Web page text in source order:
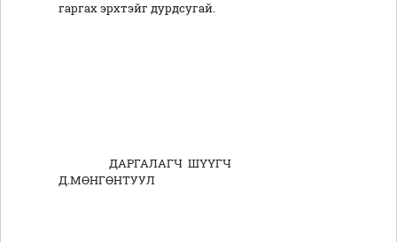
гаргах эрхтэйг дурдсугай.
ДАРГАЛАГЧ ШҮҮГЧ
Д.МӨНГӨНТУУЛ